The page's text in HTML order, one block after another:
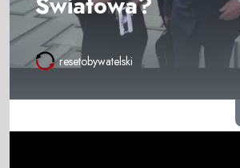
resetobywatelski